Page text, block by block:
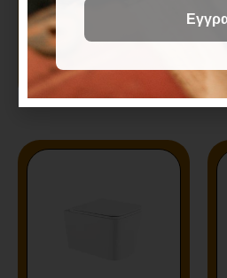
Κάλυμμα λεκάνης LT
003 KARAG
Διαβάστε περισσότερα